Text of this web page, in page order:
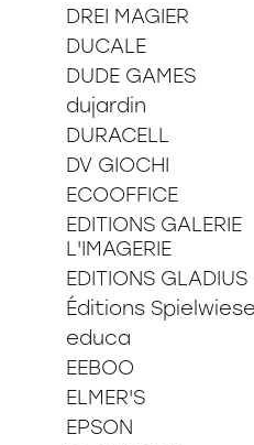
DREI MAGIER
DUCALE
DUDE GAMES
dujardin
DURACELL
DV GIOCHI
ECOOFFICE
EDITIONS GALERIE
L'IMAGERIE
EDITIONS GLADIUS
Éditions Spielwiese
educa
EEBOO
ELMER'S
EPSON